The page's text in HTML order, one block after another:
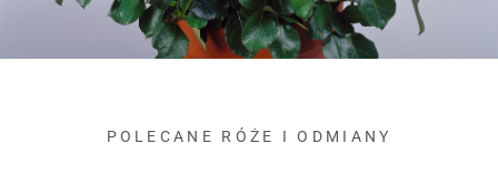
POLECANE RÓŻE I ODMIANY